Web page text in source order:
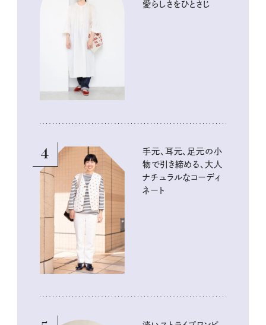
愛らしさをひとさじ
4
手元、耳元、足元の小
物で引き締める、大人
ナチュラルなコーディ
ネート